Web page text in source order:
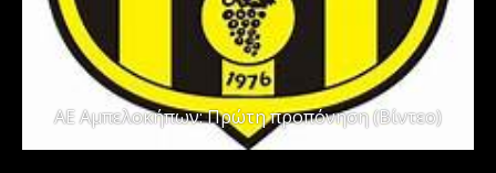
ΑΕ Αμπελοκήπων: Πρώτη προπόνηση (Βίντεο)